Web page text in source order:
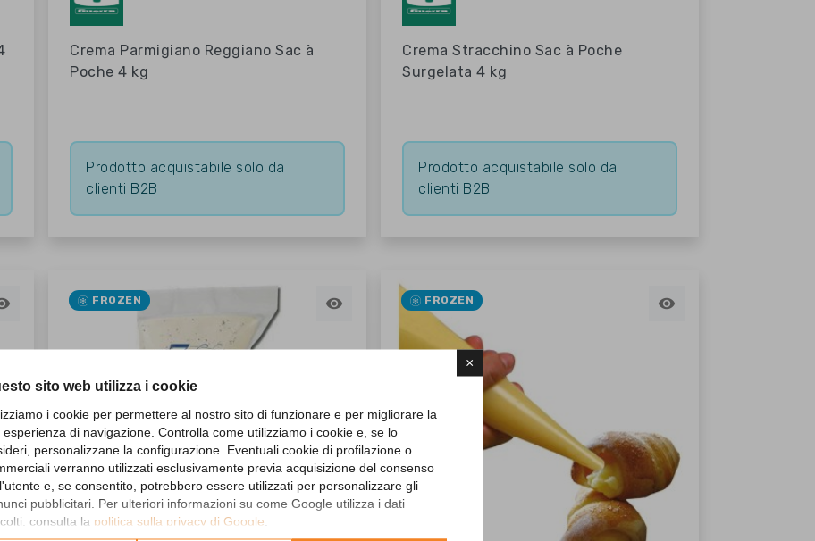
×
sito web utilizza i cookie
i cookie per permettere al nostro sito di funzionare e per migliorare la
esperienza di navigazione. Controlla come utilizziamo i cookie e, se lo
personalizzane la configurazione. Eventuali cookie di profilazione o
verranno utilizzati esclusivamente previa acquisizione del consenso
e, se consentito, potrebbero essere utilizzati per personalizzare gli
pubblicitari. Per ulteriori informazioni su come Google utilizza i dati
consulta la politica sulla privacy di Google
Crema Parmigiano Reggiano Sac à
Poche 4 kg
Prodotto acquistabile solo da
clienti B2B
Crema Stracchino Sac à Poche
Surgelata 4 kg
Prodotto acquistabile solo da
clienti B2B
FROZEN  FROZEN 